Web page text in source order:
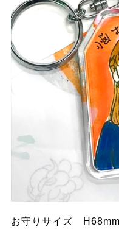
お守りサイズ